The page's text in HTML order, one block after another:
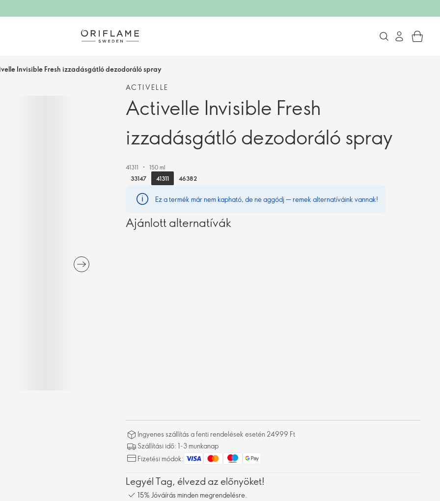
Invisible Fresh izzadásgátló dezodoráló spray
ACTIVELLE
Activelle Invisible Fresh
izzadásgátló dezodoráló spray
41311
150 ml
33147
41311 46382
Ez a termék már nem kapható, de ne aggódj — remek alternatíváink vannak!
Ajánlott alternatívák
Ingyenes szállítás a fenti rendelések esetén 24999 Ft
Szállítási idő: 1-3 munkanap
Fizetési módok:
Legyél Tag, élvezd az előnyöket!
15% Jóváírás minden megrendelésre.